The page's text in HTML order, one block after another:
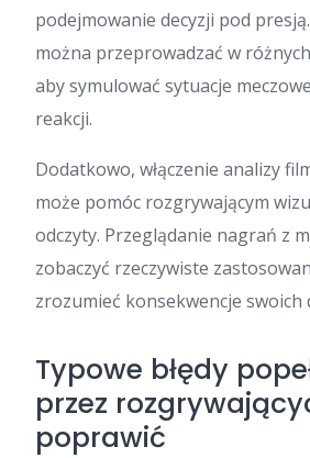
podejmowanie decyzji pod
można przeprowadzać w
aby symulować sytuacje
reakcji.
Dodatkowo, włączenie analizy
może pomóc rozgrywającym
odczyty. Przeglądanie nagrań z
zobaczyć rzeczywiste
zrozumieć konsekwencje swoich
Typowe błędy
przez
poprawić